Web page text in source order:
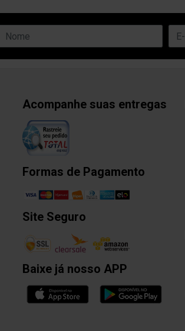
Acompanhe suas entregas
Formas de Pagamento
Site Seguro
Baixe já nosso APP